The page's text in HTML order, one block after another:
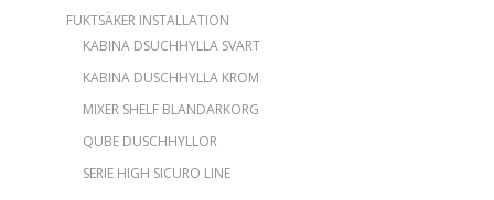
FUKTSÄKER INSTALLATION
KABINA DSUCHHYLLA SVART
KABINA DUSCHHYLLA KROM
MIXER SHELF BLANDARKORG
QUBE DUSCHHYLLOR
SERIE HIGH SICURO LINE